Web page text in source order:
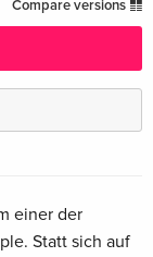
EUR 70.99
EUR 145.49
Compare versions
einer der
Statt sich auf